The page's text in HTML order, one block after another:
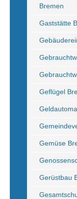
Bremen
Gaststätte
Geflügel
Gemüse
Gerüstbau